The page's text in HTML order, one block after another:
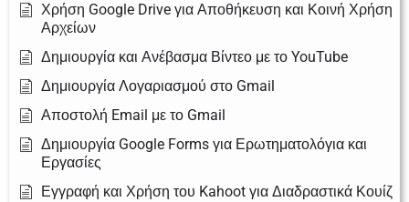
Χρήση Google Drive για Αποθήκευση και Κοινή Χρήση
Αρχείων
Δημιουργία και Ανέβασμα Βίντεο με το YouTube
Δημιουργία Λογαριασμού στο Gmail
Αποστολή Email με το Gmail
Δημιουργία Google Forms για Ερωτηματολόγια και
Εργασίες
Εγγραφή και Χρήση του Kahoot για Διαδραστικά Κουίζ